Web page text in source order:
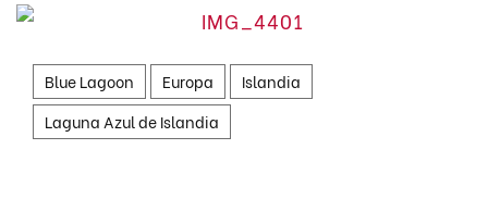
Blue Lagoon Europa
Islandia
Laguna Azul de Islandia